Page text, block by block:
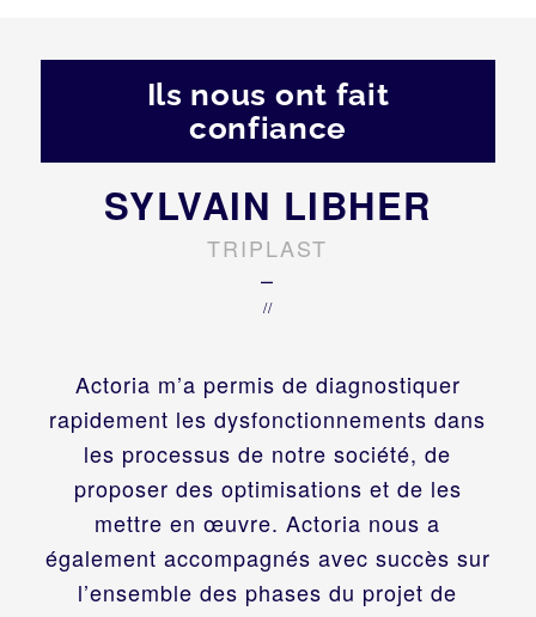
Ils nous ont fait
confiance
Actoria m’a permis de diagnostiquer
rapidement les dysfonctionnements dans
les processus de notre société, de
proposer des optimisations et de les
mettre en œuvre. Actoria nous a
également accompagnés avec succès sur
l’ensemble des phases du projet de
SYLVAIN LIBHER
TRIPLAST
–
//